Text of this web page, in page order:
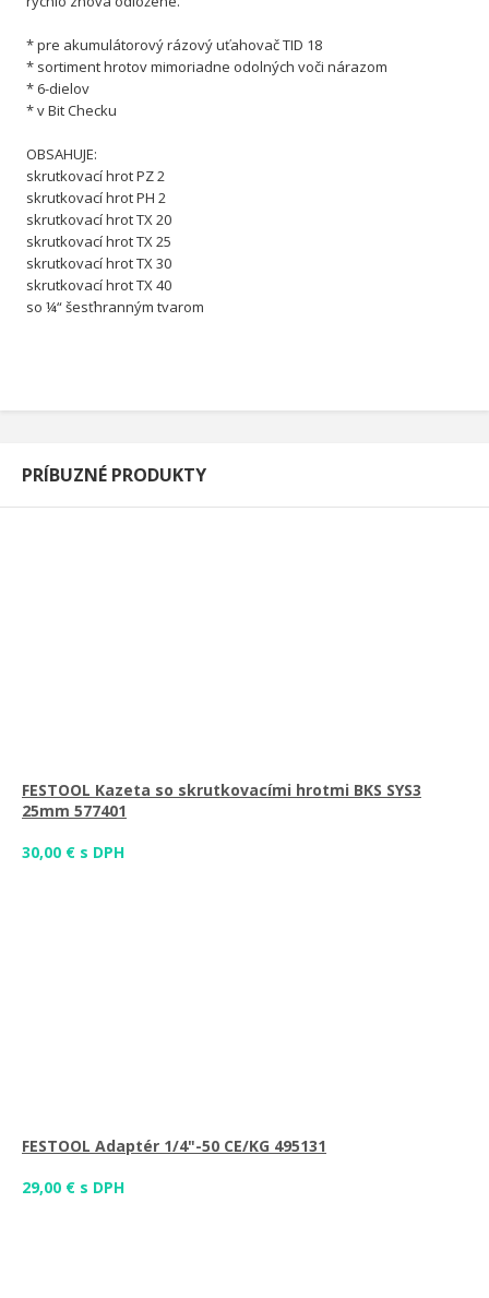
* pre akumulátorový rázový uťahovač TID 18
* sortiment hrotov mimoriadne odolných voči nárazom
* 6-dielov
* v Bit Checku
OBSAHUJE:
skrutkovací hrot PZ 2
skrutkovací hrot PH 2
skrutkovací hrot TX 20
skrutkovací hrot TX 25
skrutkovací hrot TX 30
skrutkovací hrot TX 40
so ¼“ šesťhranným tvarom
PRÍBUZNÉ PRODUKTY
FESTOOL Kazeta so skrutkovacími hrotmi BKS SYS3
25mm 577401
30,00 € s DPH
FESTOOL Adaptér 1/4"-50 CE/KG 495131
29,00 € s DPH